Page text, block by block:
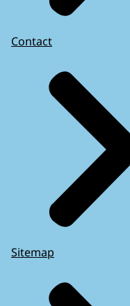
Contact
Sitemap